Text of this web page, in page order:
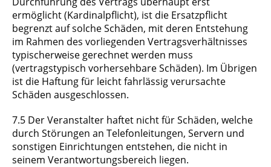
ermöglicht (Kardinalpflicht), ist die Ersatzpflicht
begrenzt auf solche Schäden, mit deren Entstehung
im Rahmen des vorliegenden Vertragsverhältnisses
typischerweise gerechnet werden muss
(vertragstypisch vorhersehbare Schäden). Im Übrigen
ist die Haftung für leicht fahrlässig verursachte
Schäden ausgeschlossen.
7.5 Der Veranstalter haftet nicht für Schäden, welche
durch Störungen an Telefonleitungen, Servern und
sonstigen Einrichtungen entstehen, die nicht in
seinem Verantwortungsbereich liegen.